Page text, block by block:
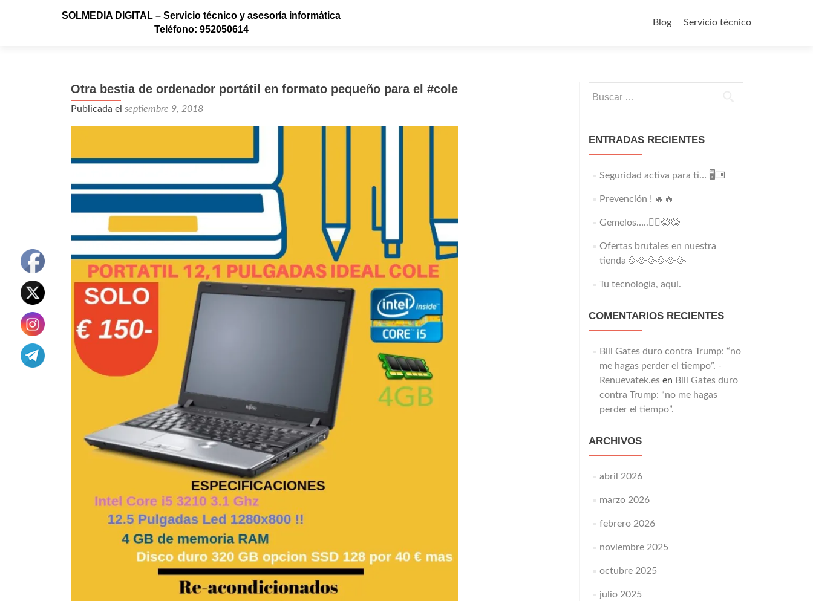
SOLMEDIA DIGITAL – Servicio técnico y asesoría informática
Teléfono: 952050614
al
Blog Servicio técnico
Otra bestia de ordenador portátil en formato pequeño para el #cole
Publicada el septiembre 9, 2018
ENTRADAS RECIENTES
Seguridad activa para ti… 🖥️⌨️
Prevención ! 🔥🔥
Gemelos…..👯‍♂️😂😂
Ofertas brutales en nuestra
tienda 🥳🥳🥳🥳🥳🥳
Tu tecnología, aquí.
COMENTARIOS RECIENTES
Bill Gates duro contra Trump: “no
me hagas perder el tiempo”. -
Renuevatek.esen Bill Gates duro
contra Trump: “no me hagas
perder el tiempo”.
ARCHIVOS
abril 2026
marzo 2026
febrero 2026
noviembre 2025
octubre 2025
julio 2025